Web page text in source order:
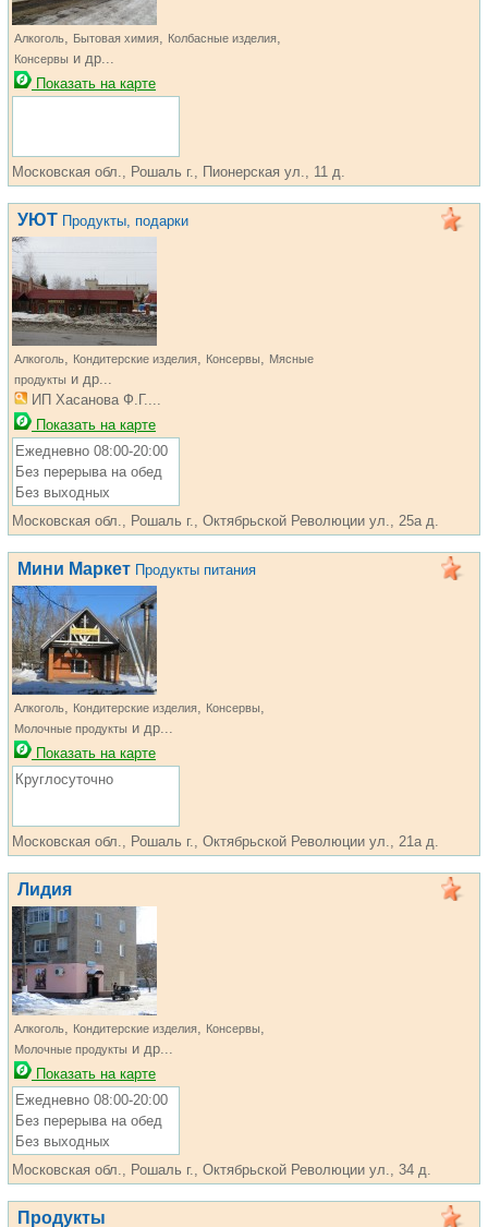
Алкоголь, Бытовая химия, Колбасные изделия,
Консервы и др...
Показать на карте
Московская обл., Рошаль г., Пионерская ул., 11 д.
УЮТ Продукты, подарки
Алкоголь, Кондитерские изделия, Консервы, Мясные
продукты и др...
ИП Хасанова Ф.Г....
Показать на карте
Ежедневно 08:00-20:00
Без перерыва на обед
Без выходных
Московская обл., Рошаль г., Октябрьской Революции ул., 25а д.
Мини Маркет Продукты питания
Алкоголь, Кондитерские изделия, Консервы,
Молочные продукты и др...
Показать на карте
Круглосуточно
Московская обл., Рошаль г., Октябрьской Революции ул., 21а д.
Лидия
Алкоголь, Кондитерские изделия, Консервы,
Молочные продукты и др...
Показать на карте
Ежедневно 08:00-20:00
Без перерыва на обед
Без выходных
Московская обл., Рошаль г., Октябрьской Революции ул., 34 д.
Продукты